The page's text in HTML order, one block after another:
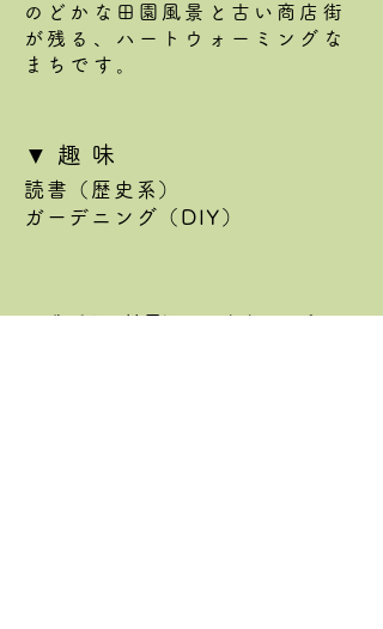
のどかな田園風景と古い商店街
が残る、ハートウォーミ
ングな
まちです。
▼趣 味
読書（歴史系）
ガーデニング（DIY ）
​▼